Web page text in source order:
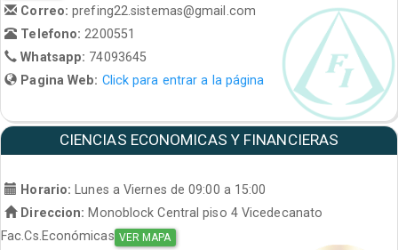
Correo:prefing22.sistemas@gmail.com
Telefono: 2200551
Whatsapp: 74093645
Pagina Web: Click para entrar a la página
CIENCIAS ECONOMICAS Y FINANCIERAS
Horario: Lunes a Viernes de 09:00 a 15:00
Direccion: Monoblock Central piso 4 Vicedecanato
Fac.Cs.Económicas VER MAPA